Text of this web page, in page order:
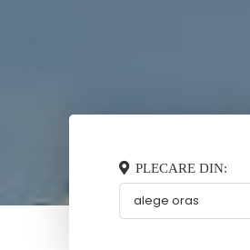
PLECARE DIN: